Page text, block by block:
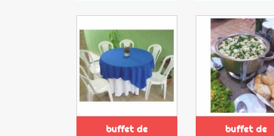
buffet de
buffet de